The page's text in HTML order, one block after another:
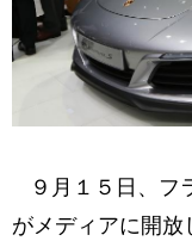
９月１５日、 フ
がメディアに開